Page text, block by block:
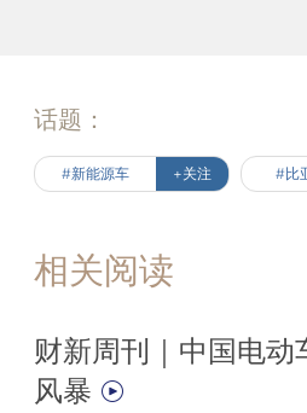
话题：
#新能源车 +关注 #比
相关阅读
财新周刊｜中国电动
风暴